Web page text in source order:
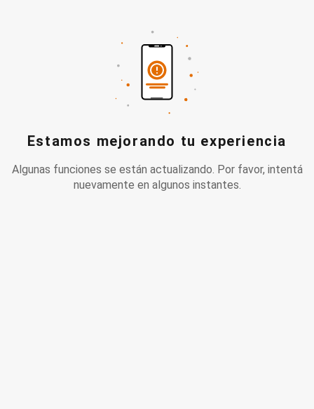
Estamos mejorando tu experiencia
Algunas funciones se están actualizando. Por favor, intentá
nuevamente en algunos instantes.